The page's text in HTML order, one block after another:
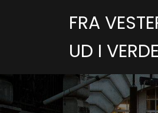
FRA
UD I